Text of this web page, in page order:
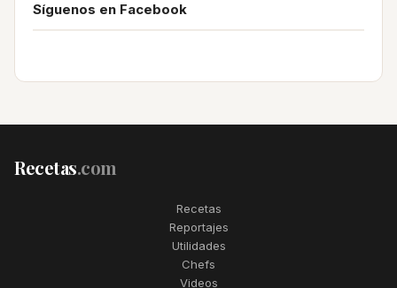
Síguenos en Facebook
Recetas.com
Recetas
Reportajes
Utilidades
Chefs
Videos